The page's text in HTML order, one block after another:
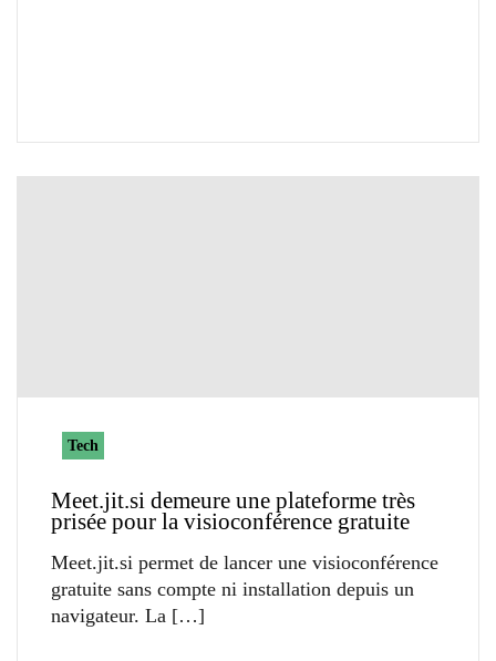
Tech
Meet.jit.si demeure une plateforme très
prisée pour la visioconférence gratuite
Meet.jit.si permet de lancer une visioconférence
gratuite sans compte ni installation depuis un
navigateur. La